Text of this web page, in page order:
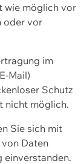
wie möglich vor
oder vor
im
Mail)
Schutz
nicht möglich.
Sie sich mit
Daten
einverstanden.